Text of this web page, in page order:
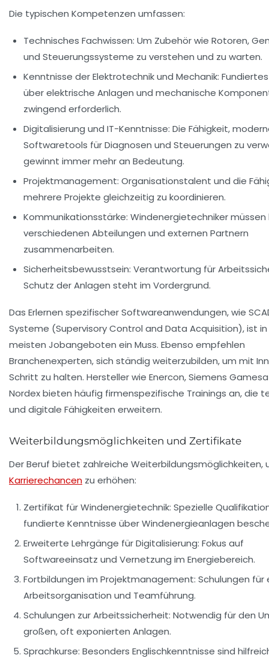
Die typischen Kompetenzen umfassen:
Technisches Fachwissen: Um Zubehör wie Rotoren,
und Steuerungssysteme zu verstehen und zu warten.
Kenntnisse der Elektrotechnik und Mechanik:
über elektrische Anlagen und mechanische
zwingend erforderlich.
Digitalisierung und IT-Kenntnisse: Die Fähigkeit,
Softwaretools für Diagnosen und Steuerungen zu
gewinnt immer mehr an Bedeutung.
Projektmanagement: Organisationstalent und die
mehrere Projekte gleichzeitig zu koordinieren.
Kommunikationsstärke: Windenergietechniker
verschiedenen Abteilungen und externen Partnern
zusammenarbeiten.
Sicherheitsbewusstsein: Verantwortung für
Schutz der Anlagen steht im Vordergrund.
Das Erlernen spezifischer Softwareanwendungen, wie
Systeme (Supervisory Control and Data Acquisition), ist
meisten Jobangeboten ein Muss. Ebenso empfehlen
Branchenexperten, sich ständig weiterzubilden, um mit
Schritt zu halten. Hersteller wie Enercon, Siemens
Nordex bieten häufig firmenspezifische Trainings an, die
und digitale Fähigkeiten erweitern.
Weiterbildungsmöglichkeiten und Zertifikate
Der Beruf bietet zahlreiche Weiterbildungsmöglichkeiten,
Karrierechancen zu erhöhen:
Zertifikat für Windenergietechnik: Spezielle
fundierte Kenntnisse über Windenergieanlagen
Erweiterte Lehrgänge für Digitalisierung: Fokus auf
Softwareeinsatz und Vernetzung im Energiebereich.
Fortbildungen im Projektmanagement: Schulungen
Arbeitsorganisation und Teamführung.
Schulungen zur Arbeitssicherheit: Notwendig für den
großen, oft exponierten Anlagen.
Sprachkurse: Besonders Englischkenntnisse sind